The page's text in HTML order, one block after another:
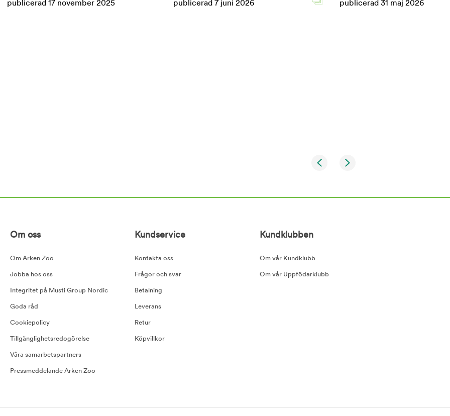
Om oss
Om Arken Zoo
Jobba hos oss
Integritet på Musti Group Nordic
Goda råd
Cookiepolicy
Tillgänglighetsredogörelse
Våra samarbetspartners
Pressmeddelande Arken Zoo
Kundservice
Kontakta oss
Frågor och svar
Betalning
Leverans
Retur
Köpvillkor
Kundklubben
Om vår Kundklubb
Om vår Uppfödarklubb